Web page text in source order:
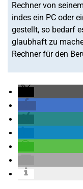
Rechner von
indes ein PC oder
gestellt, so bedarf
glaubhaft zu
Rechner für den